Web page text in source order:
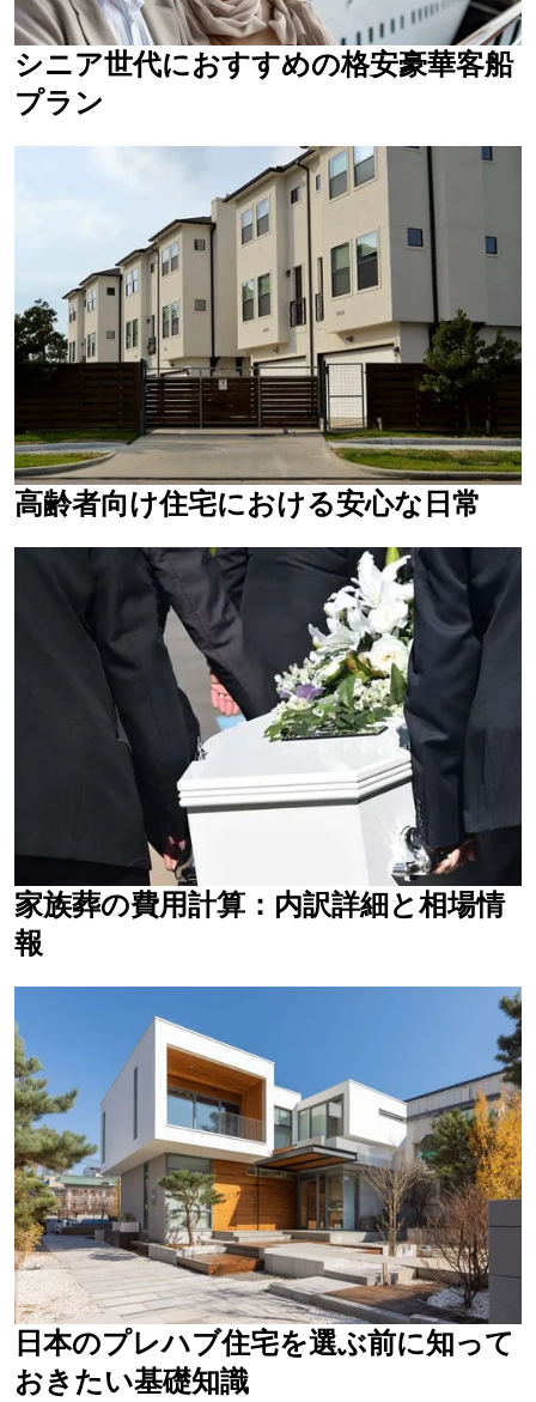
シニア世代におすすめの格安豪華客船
プラン
高齢者向け住宅における安心な日常
家族葬の費用計算：内訳詳細と相場情
報
日本のプレハブ住宅を選ぶ前に知って
おきたい基礎知識